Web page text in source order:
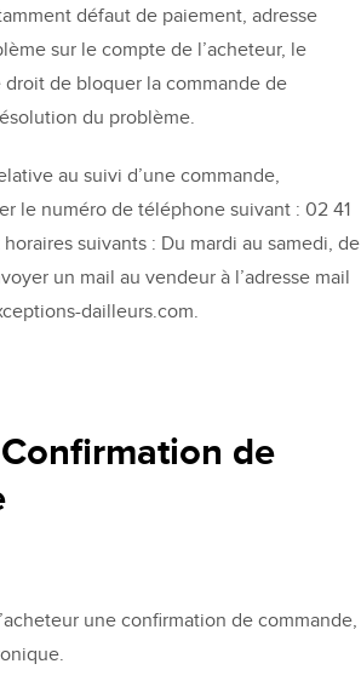
défaut de paiement, adresse
sur le compte de l’acheteur, le
de bloquer la commande de
du problème.
au suivi d’une commande,
le numéro de téléphone suivant : 02 41
suivants : Du mardi au samedi, de
un mail au vendeur à l’adresse mail
dailleurs.com.
de
une confirmation de commande,